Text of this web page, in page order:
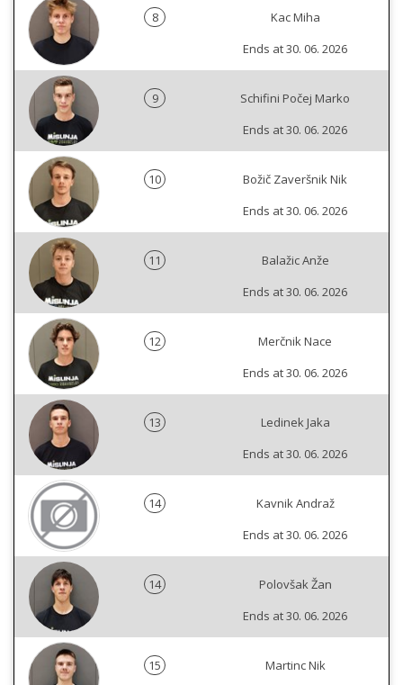
8
Kac Miha
Ends at 30. 06. 2026
9
Schifini Počej Marko
Ends at 30. 06. 2026
10
Božič Zaveršnik Nik
Ends at 30. 06. 2026
11
Balažic Anže
Ends at 30. 06. 2026
12
Merčnik Nace
Ends at 30. 06. 2026
13
Ledinek Jaka
Ends at 30. 06. 2026
14
Kavnik Andraž
Ends at 30. 06. 2026
14
Polovšak Žan
Ends at 30. 06. 2026
15
Martinc Nik